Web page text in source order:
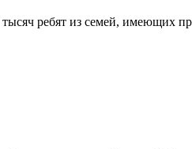
ребят из семей, имеющих